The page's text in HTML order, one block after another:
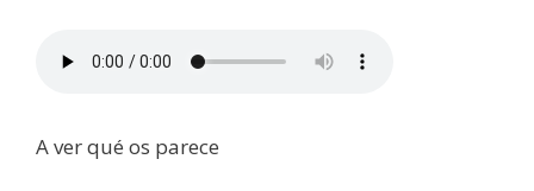
A ver qué os parece